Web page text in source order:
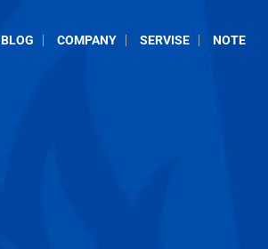
BLOG COMPANY SERVISE NOTE